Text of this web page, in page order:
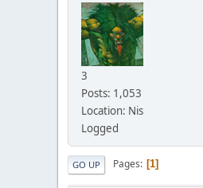
3
Posts: 1,053
Location: Nis
Logged
GO UP Pages 1